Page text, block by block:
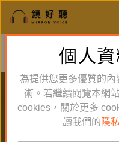
鏡好聽全新
體驗全面升級，即
個人
為提供您更多優質的
術。若繼續閱覽本網
cookies，關於更多
讀我們的 隱